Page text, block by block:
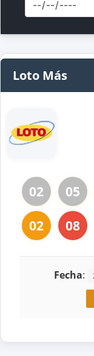
Loto Más
02 05
02
08
Fecha: